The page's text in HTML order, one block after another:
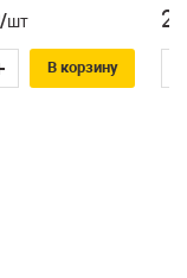
₽/шт
В корзину
2